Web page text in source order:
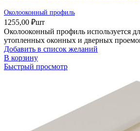
Околооконный профиль
1255,00 ₽шт
Околооконный профиль используется
утопленных оконных и дверных
Добавить в список желаний
В корзину
Быстрый просмотр